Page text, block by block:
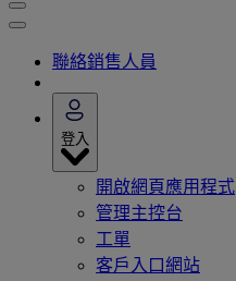
聯絡銷售人員
登入
開啟網頁應用程式
管理主控台
工單
客戶入口網站